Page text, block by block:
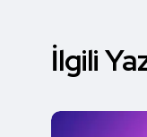
İlgili